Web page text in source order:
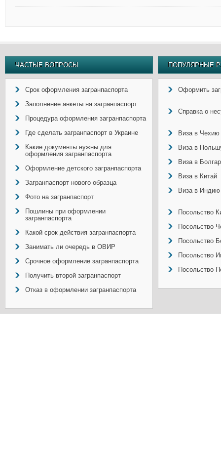
ЧАСТЫЕ ВОПРОСЫ
Срок оформления загранпаспорта
Заполнение анкеты на загранпаспорт
Процедура оформления загранпаспорта
Где сделать загранпаспорт в Украине
Какие документы нужны для
оформления загранпаспорта
Оформление детского загранпаспорта
Загранпаспорт нового образца
Фото на загранпаспорт
Пошлины при оформлении
загранпаспорта
Какой срок действия загранпаспорта
Занимать ли очередь в ОВИР
Срочное оформление загранпаспорта
Получить второй загранпаспорт
Отказ в оформлении загранпаспорта
ПОПУЛЯРНЫЕ
Оформить
Справка о
Виза в Чехию
Виза в
Виза в
Виза в Китай
Виза в Индию
Посольство
Посольство
Посольство
Посольство
Посольство